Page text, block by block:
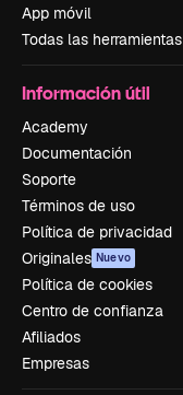
App móvil
Todas las herramientas
Información útil
Academy
Documentación
Soporte
Términos de uso
Política de privacidad
Originales Nuevo
Política de cookies
Centro de confianza
Afiliados
Empresas